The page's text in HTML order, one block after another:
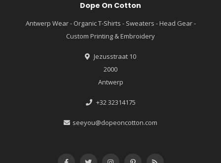
Dope On Cotton
Antwerp Wear - Organic T-Shirts - Sweaters - Head Gear -
Custom Printing & Embroidery
Jezusstraat 10
2000
Antwerp
+32 32314175
seeyou@dopeoncotton.com